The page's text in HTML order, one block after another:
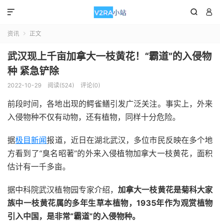
 

资讯  正文
武汉现上千亩加拿大一枝黄花！“霸道”的入侵物
种 紧急铲除
2022-10-29 阅读(524) 评论(0)
前段时间，各地出现的鳄雀鳝引发广泛关注。事实上，外来
入侵物种不仅有动物，还有植物，同样十分危险。
据极目新闻报道，近日在湖北武汉，多位市民反映在多个地
方看到了“臭名昭著”的外来入侵植物加拿大一枝黄花，面积
估计有一千多亩。
据中科院武汉植物园专家介绍，加拿大一枝黄花是菊科大家
族中一枝黄花属的多年生草本植物，1935年作为观赏植物
引入中国，是非常“霸道”的入侵物种。